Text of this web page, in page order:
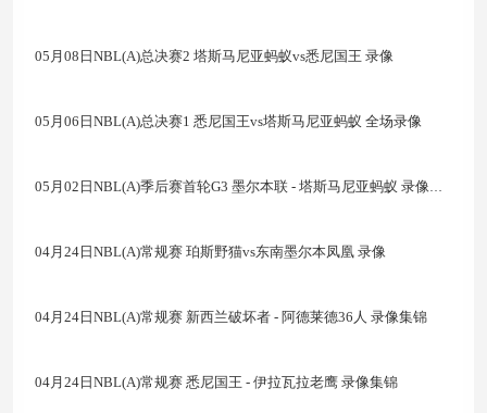
05月08日NBL(A)总决赛2 塔斯马尼亚蚂蚁vs悉尼国王 录像
05月06日NBL(A)总决赛1 悉尼国王vs塔斯马尼亚蚂蚁 全场录像
05月02日NBL(A)季后赛首轮G3 墨尔本联 - 塔斯马尼亚蚂蚁 录像集锦
04月24日NBL(A)常规赛 珀斯野猫vs东南墨尔本凤凰 录像
04月24日NBL(A)常规赛 新西兰破坏者 - 阿德莱德36人 录像集锦
04月24日NBL(A)常规赛 悉尼国王 - 伊拉瓦拉老鹰 录像集锦